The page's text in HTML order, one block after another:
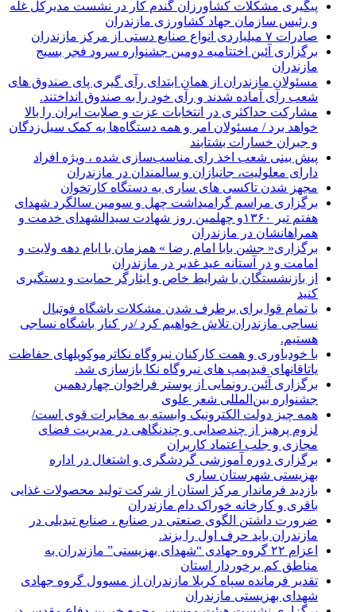
پیگیری مشکلات کشاورزان گندم کار در نشست مدیرکل غله
و رئیس سازمان جهاد کشاورزی مازندران
صادرات ۷ میلیاردی انواع صنایع دستی از مرکز مازندران
برگزاری آئین اختتامیه دومین جشنواره سرود فجر بسیج
مازندران
مسئولان مازندران از همان ابتدای رآی گیری پای صندوق های
شعب رآی آماده شدند و رآی خود را به صندوق انداختند.
مشارکت حداکثری در انتخابات عزت و صلابت ایران را بالا
خواهد برد / مسئولان امر و همه دستگاه‌ها به کمک سیل‌زدگان
و جبران خسارات بشتابند
پیش بینی شعب اخذ رای مناسب‌سازی شده ، ویژه افراد
دارای معلولیت، جانبازان و سالمندان در مازندران
مجهز شدن تاکسی های ساری به دستگاه کارتخوان
برگزاری مراسم گرامیداشت چهل و سومین سالگرد شهدای
هفتم تیر ۱۳۶۰و چهلمین روز شهادت سیدالشهدای خدمت و
همراهانشان در مازندران
برگزاری« جشن بابا امام رضا » همزمان با ایام دهه ولایت و
امامت و در آستانه عید غدیر در مازندران
از بازنشستگان با شرایط خاص و ایثارگر حمایت و دستگیری
کنید
با تمام قوا برای برطرف شدن مشکلات باشگاه فوتبال
نساجی مازندران تلاش خواهیم کرد /در کنار باشگاه نساجی
هستیم.
با خودباوری و همت کارکنان نیروگاه نکاترموکوپلهای حفاظت
یاتاقانهای فیدپمپ های نیروگاه نکا بازسازی شد.
برگزاری آئین رونمایی از پوستر فراخوان چهاردهمین
جشنواره بین‌المللی شعر علوی
همه چیز دولت الکترونیک وابسته به مخابرات قوی است/
لزوم پرهیز از چندصدایی و چندنگاهی در مدیریت فضای
مجازی و جلب اعتماد کاربران
برگزاری دوره آموزشی گردشگری و اشتغال در اداره
بهزیستی شهرستان ساری
بازدید فرماندار مرکز استان از شرکت تولید محصولات غذایی
باقری و کارخانه خوراک دام مازندران
ضرورت داشتن الگوی صنعتی در صنایع ، صنایع تبدیلی در
مازندران باید حرف اول را بزند.
اعزام ۲۲ گروه جهادی “شهدای بهزیستی” مازندران به
مناطق کم برخوردار استان
تقدیر فرمانده سپاه کربلا مازندران از مسوول گروه جهادی
شهدای بهزیستی مازندران